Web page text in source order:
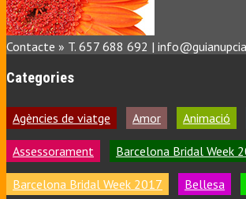
Contacte » T. 657 688 692 |
Categories
Agències de viatge Amor Animació
Assessorament Barcelona Bridal Week
Barcelona Bridal Week 2017 Bellesa